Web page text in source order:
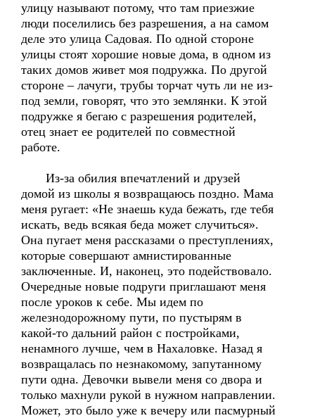
улицу называют потому, что там приезжие
люди поселились без разрешения, а на самом
деле это улица Садовая. По одной стороне
улицы стоят хорошие новые дома, в одном из
таких домов живет моя подружка. По другой
стороне – лачуги, трубы торчат чуть ли не из-
под земли, говорят, что это землянки. К этой
подружке я бегаю с разрешения родителей,
отец знает ее родителей по совместной
работе.
Из-за обилия впечатлений и друзей
домой из школы я возвращаюсь поздно. Мама
меня ругает: «Не знаешь куда бежать, где тебя
искать, ведь всякая беда может случиться».
Она пугает меня рассказами о преступлениях,
которые совершают амнистированные
заключенные. И, наконец, это подействовало.
Очередные новые подруги приглашают меня
после уроков к себе. Мы идем по
железнодорожному пути, по пустырям в
какой-то дальний район с постройками,
ненамного лучше, чем в Нахаловке. Назад я
возвращалась по незнакомому, запутанному
пути одна. Девочки вывели меня со двора и
только махнули рукой в нужном направлении.
Может, это было уже к вечеру или пасмурный